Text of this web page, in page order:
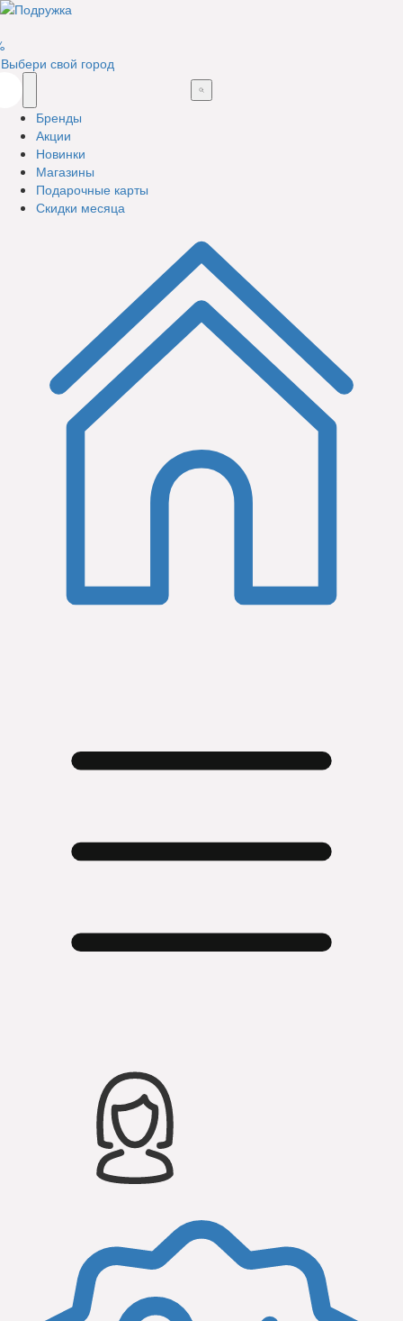
Выбери свой город
Бренды
Акции
Новинки
Магазины
Подарочные карты
Скидки месяца